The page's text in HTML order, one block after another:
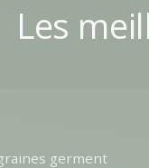
Les
germent